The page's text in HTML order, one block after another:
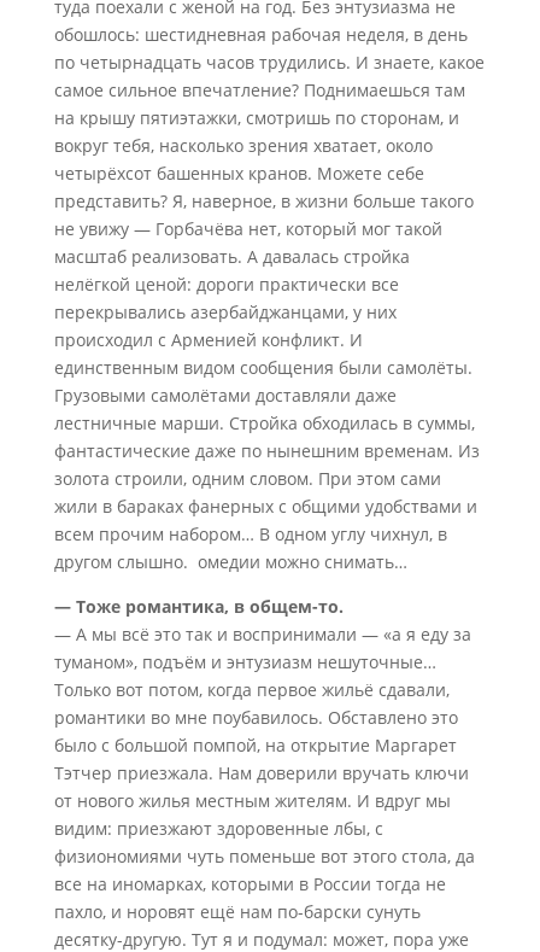
туда поехали с женой на год. Без энтузиазма не
обошлось: шестидневная рабочая неделя, в день
по четырнадцать часов трудились. И знаете, какое
самое сильное впечатление? Поднимаешься там
на крышу пятиэтажки, смотришь по сторонам, и
вокруг тебя, насколько зрения хватает, около
четырёхсот башенных кранов. Можете себе
представить? Я, наверное, в жизни больше такого
не увижу — Горбачёва нет, который мог такой
масштаб реализовать. А давалась стройка
нелёгкой ценой: дороги практически все
перекрывались азербайджанцами, у них
происходил с Арменией конфликт. И
единственным видом сообщения были самолёты.
Грузовыми самолётами доставляли даже
лестничные марши. Стройка обходилась в суммы,
фантастические даже по нынешним временам. Из
золота строили, одним словом. При этом сами
жили в бараках фанерных с общими удобствами и
всем прочим набором… В одном углу чихнул, в
другом слышно. омедии можно снимать…
— Тоже романтика, в общем-то.
— А мы всё это так и воспринимали — «а я еду за
туманом», подъём и энтузиазм нешуточные…
Только вот потом, когда первое жильё сдавали,
романтики во мне поубавилось. Обставлено это
было с большой помпой, на открытие Маргарет
Тэтчер приезжала. Нам доверили вручать ключи
от нового жилья местным жителям. И вдруг мы
видим: приезжают здоровенные лбы, с
физиономиями чуть поменьше вот этого стола, да
все на иномарках, которыми в России тогда не
пахло, и норовят ещё нам по-барски сунуть
десятку-другую. Тут я и подумал: может, пора уже